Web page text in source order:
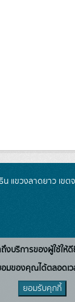
แขวงลาดยาว เขต
งบริการของผู้ใช้
มของคุณได้ตลอดเว
ยอมรับคุกกี้